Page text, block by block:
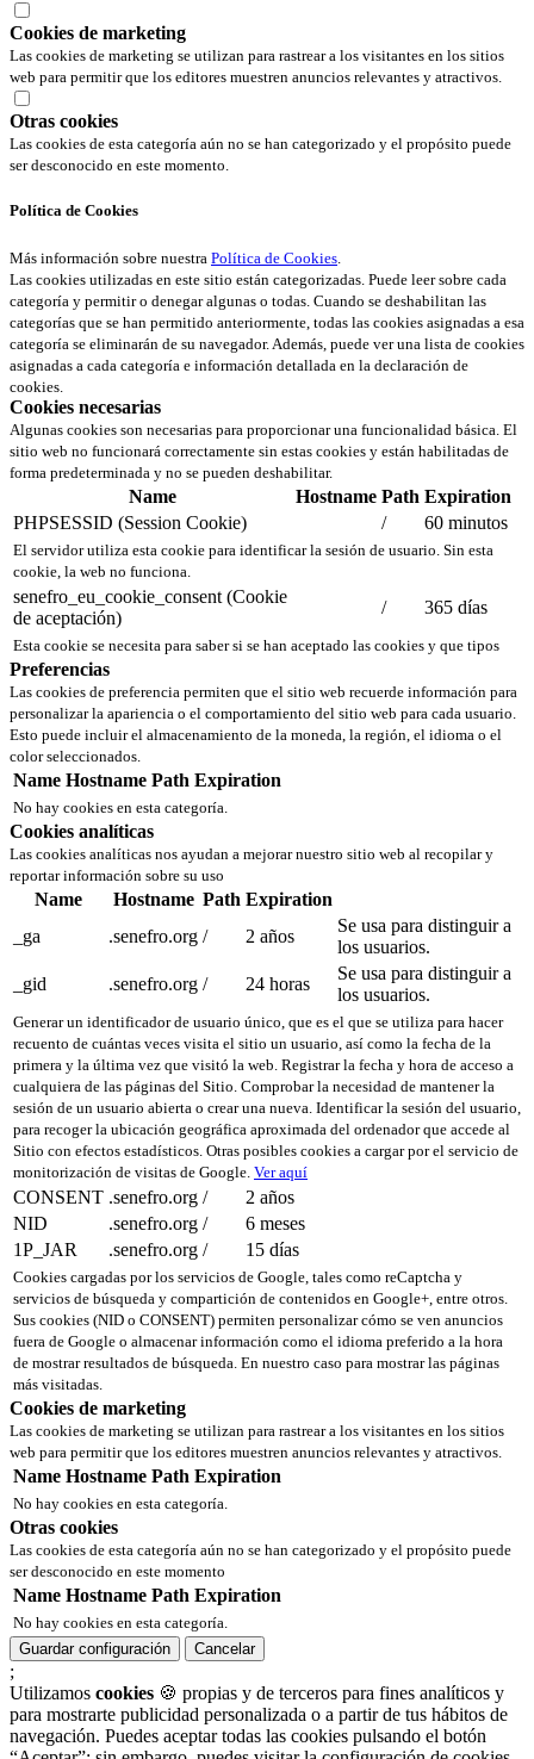
Cookies de marketing
Las cookies de marketing se utilizan para rastrear a los visitantes en los sitios
web para permitir que los editores muestren anuncios relevantes y atractivos.
Otras cookies
Las cookies de esta categoría aún no se han categorizado y el propósito puede
ser desconocido en este momento.
Política de Cookies
Más información sobre nuestra Política de Cookies.
Las cookies utilizadas en este sitio están categorizadas. Puede leer sobre cada
categoría y permitir o denegar algunas o todas. Cuando se deshabilitan las
categorías que se han permitido anteriormente, todas las cookies asignadas a esa
categoría se eliminarán de su navegador. Además, puede ver una lista de cookies
asignadas a cada categoría e información detallada en la declaración de
cookies.
Cookies necesarias
Algunas cookies son necesarias para proporcionar una funcionalidad básica. El
sitio web no funcionará correctamente sin estas cookies y están habilitadas de
forma predeterminada y no se pueden deshabilitar.
Name Hostname Path Expiration
PHPSESSID (Session Cookie)
/ 60 minutos
El servidor utiliza esta cookie para identificar la sesión de usuario. Sin esta
cookie, la web no funciona.
senefro_eu_cookie_consent (Cookie
de aceptación)
/ 365 días
Esta cookie se necesita para saber si se han aceptado las cookies y que tipos
Preferencias
Las cookies de preferencia permiten que el sitio web recuerde información para
personalizar la apariencia o el comportamiento del sitio web para cada usuario.
Esto puede incluir el almacenamiento de la moneda, la región, el idioma o el
color seleccionados.
Name Hostname Path Expiration
No hay cookies en esta categoría.
Cookies analíticas
Las cookies analíticas nos ayudan a mejorar nuestro sitio web al recopilar y
reportar información sobre su uso
Name Hostname Path Expiration
_ga
.senefro.org / 2 años
Se usa para distinguir a
los usuarios.
_gid
.senefro.org / 24 horas
Se usa para distinguir a
los usuarios.
Generar un identificador de usuario único, que es el que se utiliza para hacer
recuento de cuántas veces visita el sitio un usuario, así como la fecha de la
primera y la última vez que visitó la web. Registrar la fecha y hora de acceso a
cualquiera de las páginas del Sitio. Comprobar la necesidad de mantener la
sesión de un usuario abierta o crear una nueva. Identificar la sesión del usuario,
para recoger la ubicación geográfica aproximada del ordenador que accede al
Sitio con efectos estadísticos. Otras posibles cookies a cargar por el servicio de
monitorización de visitas de Google. Ver aquí
CONSENT .senefro.org /
2 años
NID
.senefro.org /
6 meses
1P_JAR
.senefro.org / 15 días
Cookies cargadas por los servicios de Google, tales como reCaptcha y
servicios de búsqueda y compartición de contenidos en Google+, entre otros.
Sus cookies (NID o CONSENT) permiten personalizar cómo se ven anuncios
fuera de Google o almacenar información como el idioma preferido a la hora
de mostrar resultados de búsqueda. En nuestro caso para mostrar las páginas
más visitadas.
Cookies de marketing
Las cookies de marketing se utilizan para rastrear a los visitantes en los sitios
web para permitir que los editores muestren anuncios relevantes y atractivos.
Name Hostname Path Expiration
No hay cookies en esta categoría.
Otras cookies
Las cookies de esta categoría aún no se han categorizado y el propósito puede
ser desconocido en este momento
Name Hostname Path Expiration
No hay cookies en esta categoría.
Guardar configuración
Cancelar
;
Utilizamos cookies 🍪 propias y de terceros para fines analíticos y
para mostrarte publicidad personalizada o a partir de tus hábitos de
navegación. Puedes aceptar todas las cookies pulsando el botón